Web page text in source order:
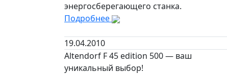
энергосберегающего станка.
Подробнее
19.04.2010
Altendorf F 45 edition 500 — ваш
уникальный выбор!